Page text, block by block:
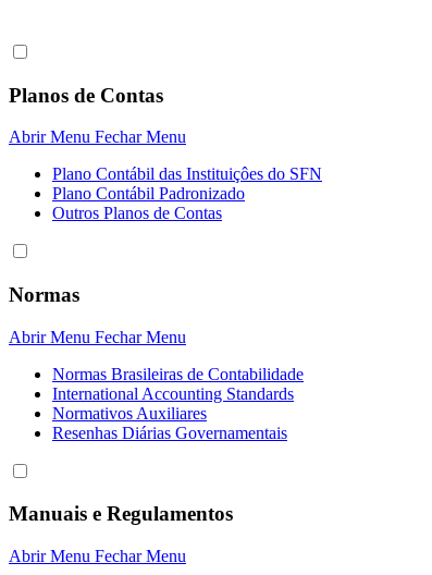
Planos de Contas
Abrir Menu Fechar Menu
Plano Contábil das Instituiçôes do SFN
Plano Contábil Padronizado
Outros Planos de Contas
Normas
Abrir Menu Fechar Menu
Normas Brasileiras de Contabilidade
International Accounting Standards
Normativos Auxiliares
Resenhas Diárias Governamentais
Manuais e Regulamentos
Abrir Menu Fechar Menu